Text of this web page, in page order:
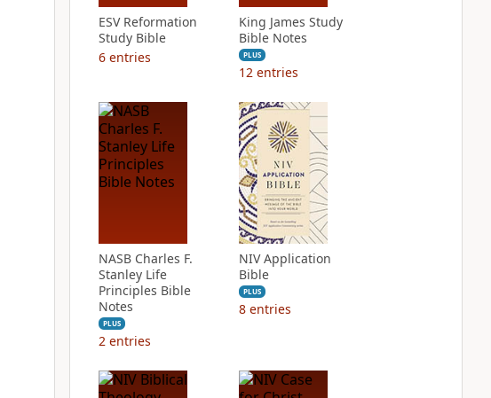
ESV Reformation
Study Bible
6 entries
King James Study
Bible Notes
PLUS
12 entries
NASB Charles F.
Stanley Life
Principles Bible
Notes
PLUS
2 entries
NIV Application
Bible
PLUS
8 entries